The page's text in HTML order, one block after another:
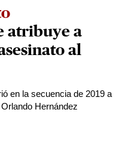
atribuye a
al
en la secuencia de 2019 a
Hernández